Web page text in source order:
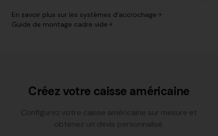
En savoir plus sur les systèmes d'accrochage
Guide de montage cadre vide
Créez votre caisse américaine
Configurez votre caisse américaine sur mesure et
obtenez un devis personnalisé.